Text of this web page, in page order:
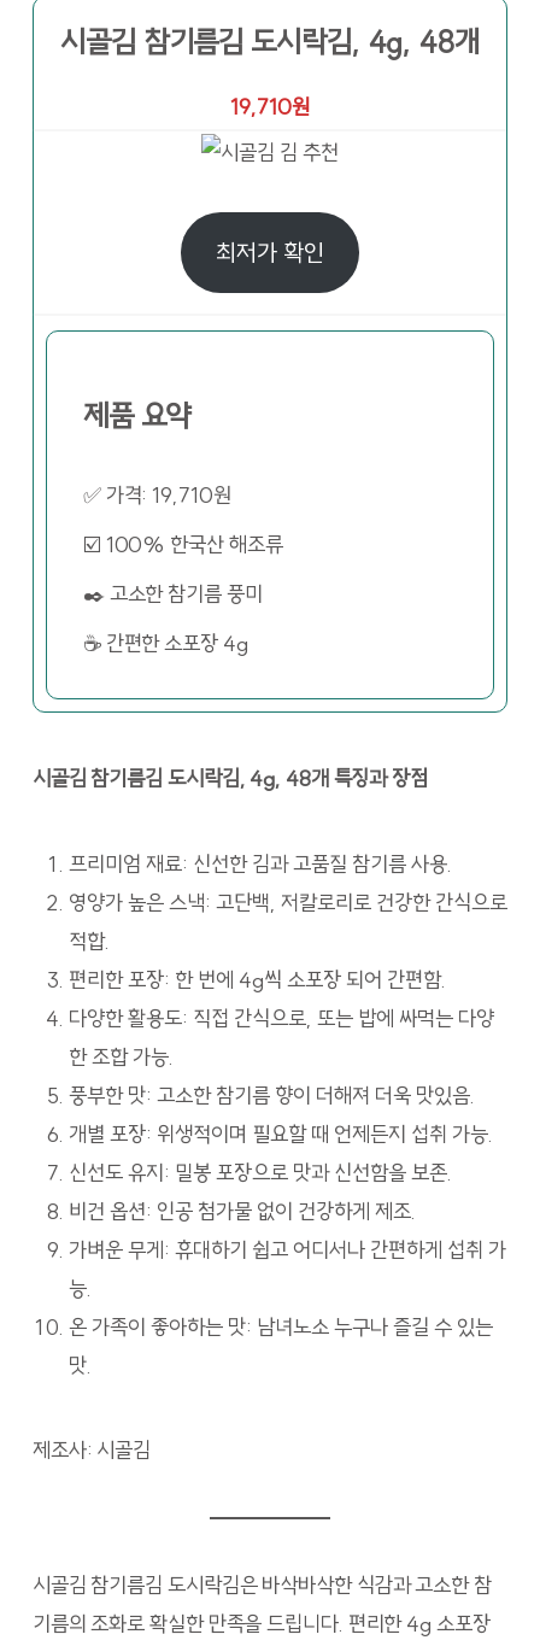
시골김 참기름김 도시락김, 4g, 48개
19,710원
최저가 확인
제품 요약
✅ 가격: 19,710원
☑️ 100% 한국산 해조류
✒️ 고소한 참기름 풍미
☕ 간편한 소포장 4g
시골김 참기름김 도시락김, 4g, 48개 특징과 장점
프리미엄 재료: 신선한 김과 고품질 참기름 사용.
영양가 높은 스낵: 고단백, 저칼로리로 건강한 간식으로
적합.
편리한 포장: 한 번에 4g씩 소포장 되어 간편함.
다양한 활용도: 직접 간식으로, 또는 밥에 싸먹는 다양
한 조합 가능.
풍부한 맛: 고소한 참기름 향이 더해져 더욱 맛있음.
개별 포장: 위생적이며 필요할 때 언제든지 섭취 가능.
신선도 유지: 밀봉 포장으로 맛과 신선함을 보존.
비건 옵션: 인공 첨가물 없이 건강하게 제조.
가벼운 무게: 휴대하기 쉽고 어디서나 간편하게 섭취 가
능.
온 가족이 좋아하는 맛: 남녀노소 누구나 즐길 수 있는
맛.
제조사: 시골김
시골김 참기름김 도시락김은 바삭바삭한 식감과 고소한 참
기름의 조화로 확실한 만족을 드립니다. 편리한 4g 소포장